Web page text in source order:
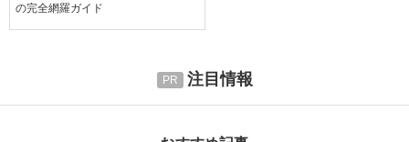
の完全網羅ガイド
注目情報